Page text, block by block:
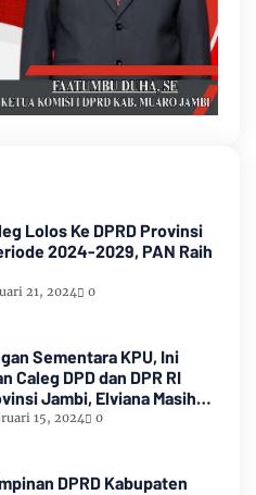
Lolos Ke DPRD Provinsi
2024-2029, PAN Raih
21, 2024 0
Sementara KPU, Ini
Caleg DPD dan DPR RI
Jambi, Elviana Masih
Teratas
15, 2024 0
DPRD Kabupaten